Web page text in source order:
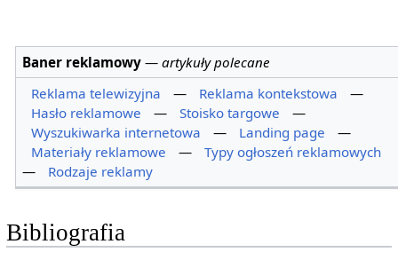
Baner reklamowy —artykuły polecane
Reklama telewizyjna
— Reklama kontekstowa
—
Hasło reklamowe
— Stoisko targowe
—
Wyszukiwarka internetowa
— Landing page
—
Materiały reklamowe
—
Typy ogłoszeń reklamowych
—
Rodzaje reklamy
Bibliografia